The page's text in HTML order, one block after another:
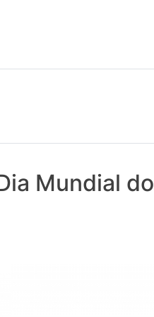
Mundial do